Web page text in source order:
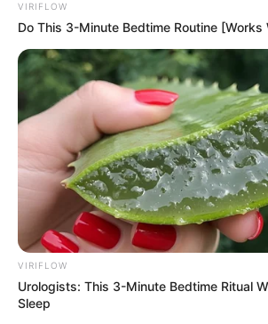
VIRIFLOW
Do This 3-Minute Bedtime Routine [Works
VIRIFLOW
Urologists: This 3-Minute Bedtime Ritual
Sleep